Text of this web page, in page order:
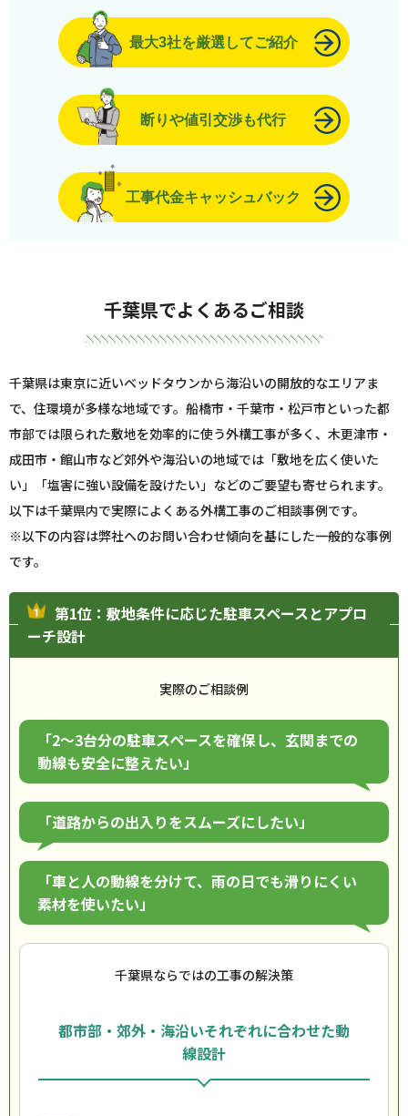
最大3社を厳選してご紹介
断りや値引交渉も代行
工事代金キャッシュバック
千葉県でよくあるご相談
千葉県は東京に近いベッドタウンから海沿いの開放的なエリアま
で、住環境が多様な地域です。船橋市・千葉市・松戸市といった都
市部では限られた敷地を効率的に使う外構工事が多く、木更津市・
成田市・館山市など郊外や海沿いの地域では「敷地を広く使いた
い」「塩害に強い設備を設けたい」などのご要望も寄せられます。
以下は千葉県内で実際によくある外構工事のご相談事例です。
※以下の内容は弊社へのお問い合わせ傾向を基にした一般的な事例
です。
第1位：敷地条件に応じた駐車スペースとアプロ
ーチ設計
実際のご相談例
「2〜3台分の駐車スペースを確保し、玄関までの
動線も安全に整えたい」
「道路からの出入りをスムーズにしたい」
「車と人の動線を分けて、雨の日でも滑りにくい
素材を使いたい」
千葉県ならではの工事の解決策
都市部・郊外・海沿いそれぞれに合わせた動
線設計